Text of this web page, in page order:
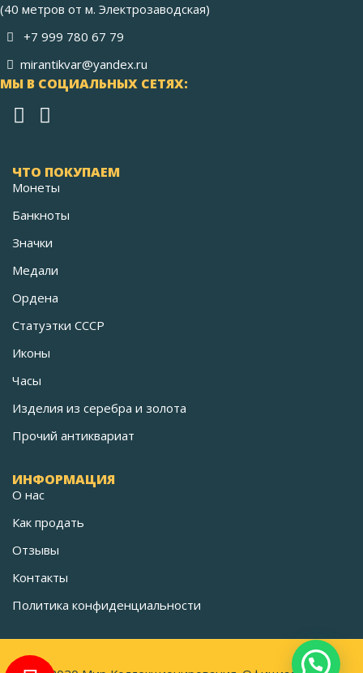
(40 метров от м. Электрозаводская)
+7 999 780 67 79
mirantikvar@yandex.ru
МЫ В СОЦИАЛЬНЫХ СЕТЯХ:
ЧТО ПОКУПАЕМ
Монеты
Банкноты
Значки
Медали
Ордена
Статуэтки СССР
Иконы
Часы
Изделия из серебра и золота
Прочий антиквариат
ИНФОРМАЦИЯ
О нас
Как продать
Отзывы
Контакты
Политика конфиденциальности